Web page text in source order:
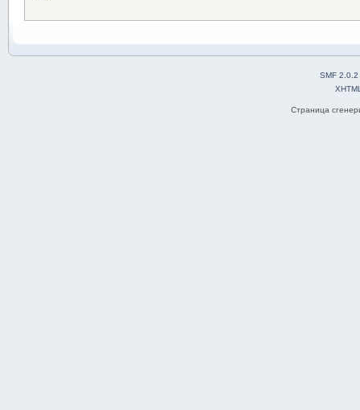
SMF 2.0.2
Страница